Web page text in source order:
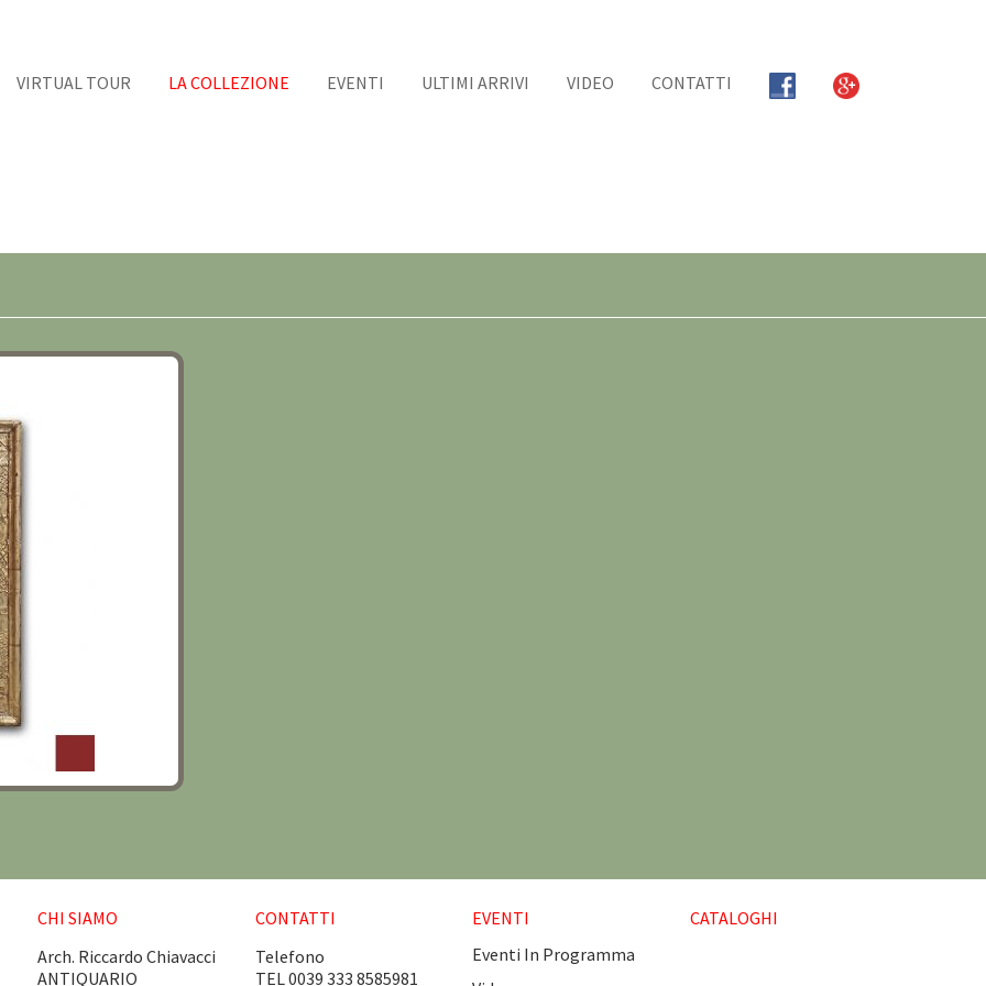
VIRTUAL TOUR LA COLLEZIONE EVENTI ULTIMI ARRIVI VIDEO CONTATTI
CHI SIAMO
Arch. Riccardo Chiavacci
ANTIQUARIO
CONTATTI
Telefono
TEL 0039 333 8585981
EVENTI
Eventi In Programma
CATALOGHI